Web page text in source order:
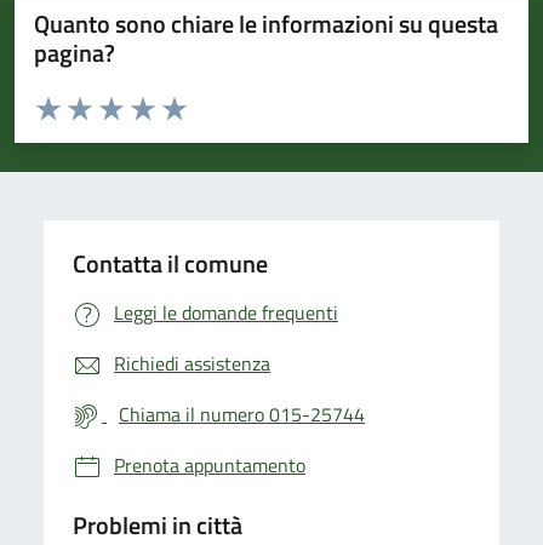
Quanto sono chiare le informazioni su questa
pagina?
Valuta da 1 a 5 stelle la pagina
Valuta 5 stelle su 5
Valuta 4 stelle su 5
Valuta 3 stelle su 5
Valuta 2 stelle su 5
Valuta 1 stelle su 5
Contatta il comune
Leggi le domande frequenti
Richiedi assistenza
Chiama il numero 015-25744
Prenota appuntamento
Problemi in città